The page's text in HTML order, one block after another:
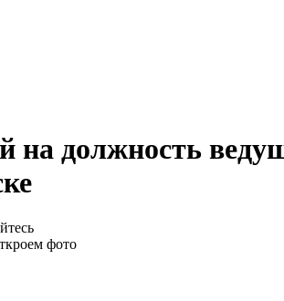
на должность
фото